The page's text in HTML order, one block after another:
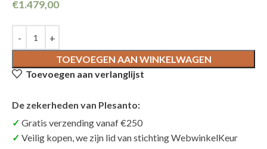
€1.479,00
TOEVOEGEN AAN WINKELWAGEN
Toevoegen aan verlanglijst
De zekerheden van Plesanto:
Gratis verzending vanaf €250
Veilig kopen, we zijn lid van stichting WebwinkelKeur